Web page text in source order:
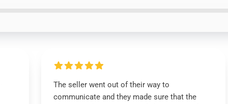
The seller went out of their way to
communicate and they made sure that the